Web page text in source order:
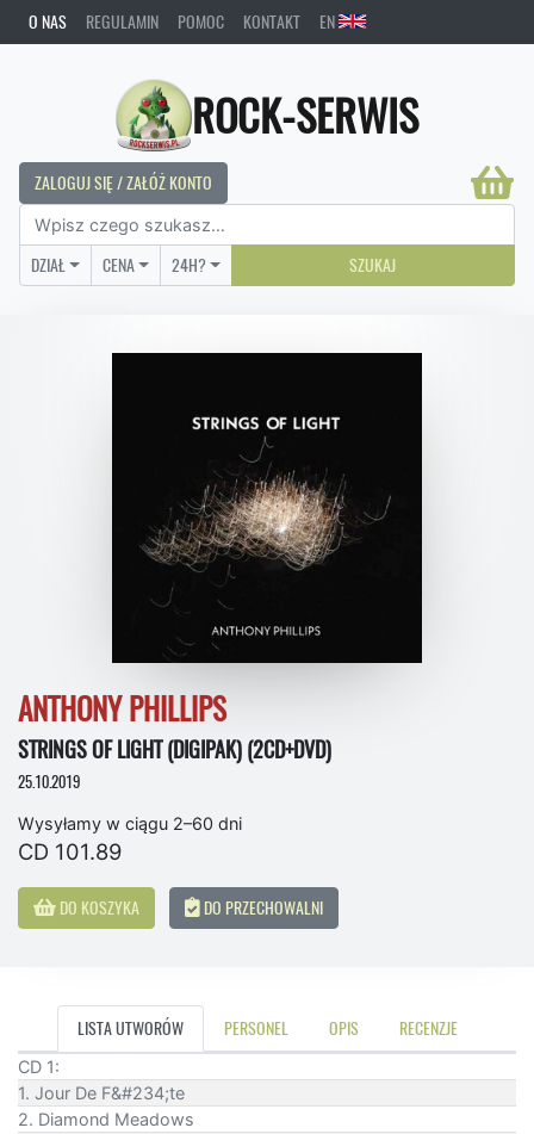
O NAS REGULAMIN POMOC KONTAKT EN
ROCK-SERWIS
ZALOGUJ SIĘ / ZAŁÓŻ KONTO
DZIAŁ CENA 24H? SZUKAJ
ANTHONY PHILLIPS
STRINGS OF LIGHT (DIGIPAK) (2CD+DVD)
25.10.2019
Wysyłamy w ciągu 2–60 dni
CD 101.89
DO KOSZYKA DO PRZECHOWALNI
LISTA UTWORÓW PERSONEL OPIS RECENZJE
CD 1:
1. Jour De F&#234;te
2. Diamond Meadows